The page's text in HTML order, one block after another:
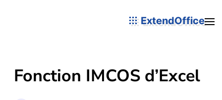
ExtendOffice
Fonction IMCOS d’Excel